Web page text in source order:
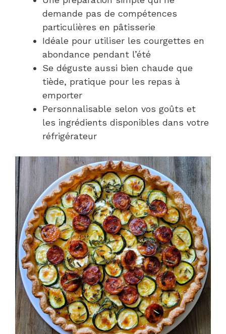
demande pas de compétences
particulières en pâtisserie
Idéale pour utiliser les courgettes en
abondance pendant l’été
Se déguste aussi bien chaude que
tiède, pratique pour les repas à
emporter
Personnalisable selon vos goûts et
les ingrédients disponibles dans votre
réfrigérateur